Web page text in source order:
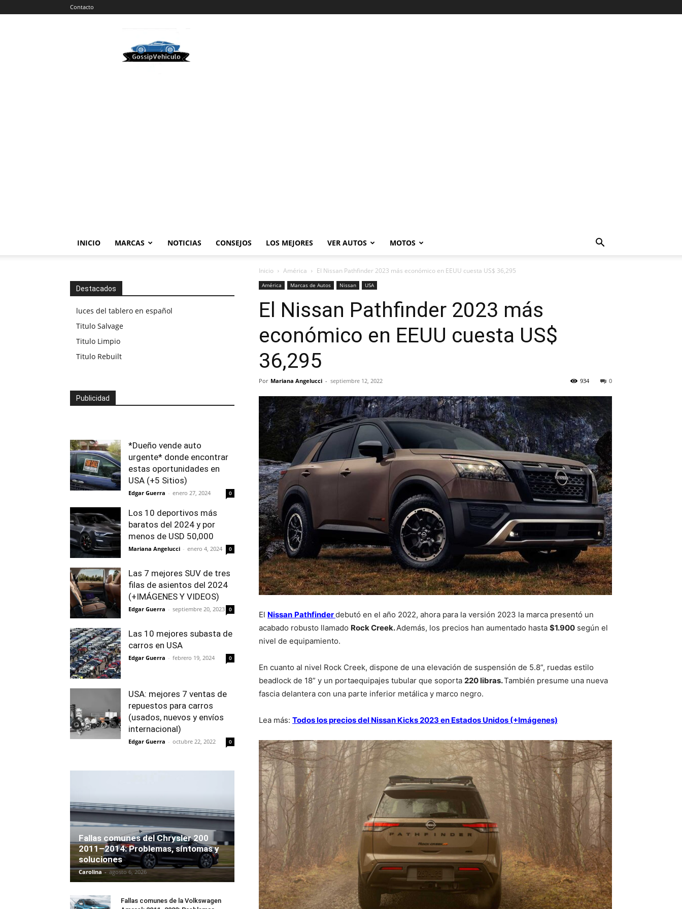
Contacto
Vehiculos
INICIO MARCAS NOTICIAS CONSEJOS LOS MEJORES VER AUTOS MOTOS
Inicio América El Nissan Pathfinder 2023 más económico en EEUU cuesta US$ 36,295
América Marcas de Autos Nissan USA
El Nissan Pathfinder 2023 más
económico en EEUU cuesta US$
36,295
Por Mariana Angelucci - septiembre 12, 2022 0
934
El Nissan Pathfinderdebutó en el año 2022, ahora para la versión 2023 la marca presentó un
acabado robusto llamado Rock Creek.Además, los precios han aumentado hasta $1.900 según el
nivel de equipamiento.
En cuanto al nivel Rock Creek, dispone de una elevación de suspensión de 5.8”, ruedas estilo
beadlock de 18” y un portaequipajes tubular que soporta 220 libras.También presume una nueva
fascia delantera con una parte inferior metálica y marco negro.
Lea más: Todos los precios del Nissan Kicks 2023 en Estados Unidos (+Imágenes)
Destacados
luces del tablero en español
Titulo Salvage
Titulo Limpio
Titulo Rebuilt
Publicidad
*Dueño vende auto
urgente* donde encontrar
estas oportunidades en
USA (+5 Sitios)
Edgar Guerra - enero 27, 2024 0
Los 10 deportivos más
baratos del 2024 y por
menos de USD 50,000
Mariana Angelucci - enero 4, 2024 0
Las 7 mejores SUV de tres
filas de asientos del 2024
(+IMÁGENES Y VIDEOS)
Edgar Guerra - septiembre 20, 2023 0
Las 10 mejores subasta de
carros en USA
Edgar Guerra - febrero 19, 2024 0
USA: mejores 7 ventas de
repuestos para carros
(usados, nuevos y envíos
internacional)
Edgar Guerra - octubre 22, 2022 0
Fallas comunes del Chrysler 200
2011–2014: Problemas, síntomas y
soluciones
Carolina - agosto 6, 2026
Fallas comunes de la Volkswagen